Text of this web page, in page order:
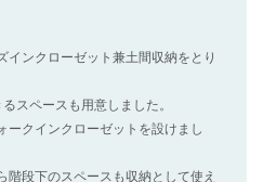
インクローゼット兼土間収納をとり
スペースも用意しました。
ークインクローゼットを設けまし
階段下のスペースも収納として使え